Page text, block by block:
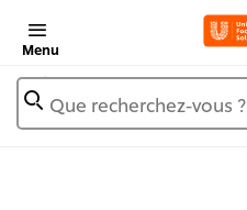
Menu
Que recherchez-vous ?